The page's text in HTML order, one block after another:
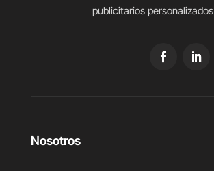
publicitarios personalizados
Nosotros